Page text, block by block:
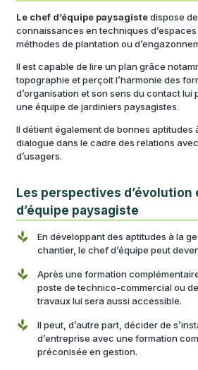
Le chef d’équipe paysagistedispose
connaissances en techniques
méthodes de plantation ou
Il est capable de lire un plan grâce
topographie et perçoit l’harmonie des
d’organisation et son sens du contact lui
une équipe de jardiniers paysagistes.
Il détient également de bonnes aptitudes
dialogue dans le cadre des relations
d’usagers.
Les perspectives d’évolution
d’équipe paysagiste
En développant des aptitudes à la
chantier, le chef d’équipe peut
Après une formation
poste de technico-commercial ou
travaux lui sera aussi accessible.
Il peut, d’autre part, décider de
d’entreprise avec une formation
préconisée en gestion.